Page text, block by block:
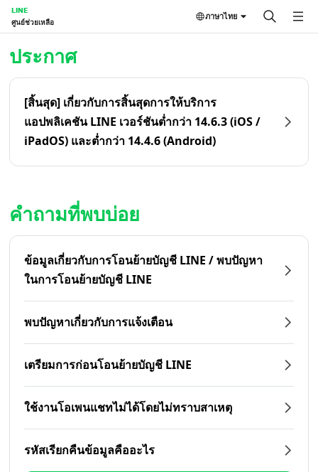
LINE
ศูนย์ช่วยเหลือ
ภาษาไทย
ประกาศ
[สิ้นสุด] เกี่ยวกับการสิ้นสุดการให้บริการ
แอปพลิเคชัน LINE เวอร์ชันต่ำกว่า 14.6.3 (iOS /
iPadOS) และต่ำกว่า 14.4.6 (Android)
คำถามที่พบบ่อย
ข้อมูลเกี่ยวกับการโอนย้ายบัญชี LINE / พบปัญหา
ในการโอนย้ายบัญชี LINE
พบปัญหาเกี่ยวกับการแจ้งเตือน
เตรียมการก่อนโอนย้ายบัญชี LINE
ใช้งานโอเพนแชทไม่ได้โดยไม่ทราบสาเหตุ
รหัสเรียกคืนข้อมูลคืออะไร